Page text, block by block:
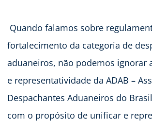
Quando falamos sobre
fortalecimento da categoria de
aduaneiros, não podemos ignorar
e representatividade da ADAB –
Despachantes Aduaneiros do
com o propósito de unificar e